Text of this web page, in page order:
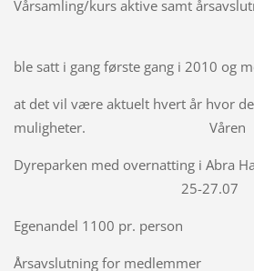
Vårsamling/kurs aktive
ble satt i gang første gang i 2010 og
at det vil være aktuelt hvert år hvor
muligheter. Våren
Dyreparken med
25-27.07
Egenandel 1100 pr. person
Årsavslutning for medlemmer